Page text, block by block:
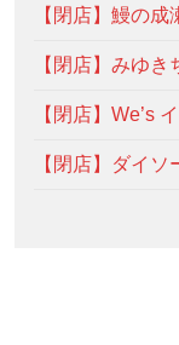
【閉店】鰻の
【閉店】みゆき
【閉店】We’s
【閉店】ダイ